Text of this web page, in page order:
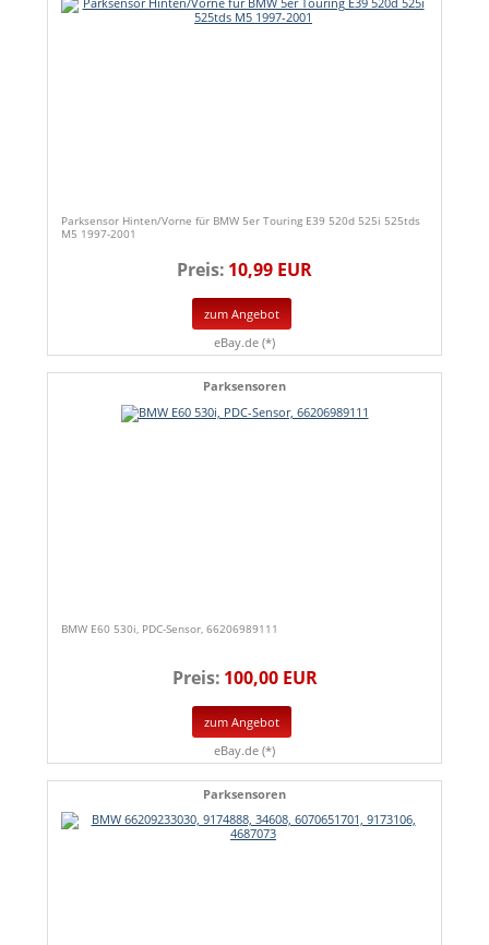
Parksensor Hinten/Vorne für BMW 5er Touring E39 520d 525i 525tds
M5 1997-2001
Preis: 10,99 EUR
zum Angebot
eBay.de (*)
Parksensoren
BMW E60 530i, PDC-Sensor, 66206989111
Preis: 100,00 EUR
zum Angebot
eBay.de (*)
Parksensoren